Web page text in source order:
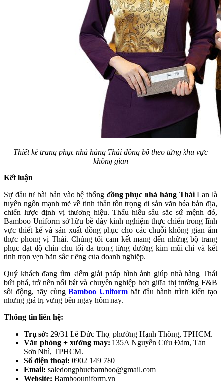
Thiết kế trang phục nhà hàng Thái đồng bộ theo từng khu vực
không gian
Kết luận
Sự đầu tư bài bản vào hệ thống đồng phục nhà hàng TháiLan là
tuyên ngôn mạnh mẽ về tinh thần tôn trọng di sản văn hóa bản địa,
chiến lược định vị thương hiệu. Thấu hiểu sâu sắc sứ mệnh đó,
Bamboo Uniform sở hữu bề dày kinh nghiệm thực chiến trong lĩnh
vực thiết kế và sản xuất đồng phục cho các chuỗi không gian ẩm
thực phong vị Thái. Chúng tôi cam kết mang đến những bộ trang
phục đạt độ chỉn chu tối đa trong từng đường kim mũi chỉ và kết
tinh trọn vẹn bản sắc riêng của doanh nghiệp.
Quý khách đang tìm kiếm giải pháp hình ảnh giúp nhà hàng Thái
bứt phá, trở nên nổi bật và chuyên nghiệp hơn giữa thị trường F&B
sôi động, hãy cùngBamboo Uniformbắt đầu hành trình kiến tạo
những giá trị vững bền ngay hôm nay.
Thông tin liên hệ:
Trụ sở: 29/31 Lê Đức Thọ, phường Hạnh Thông, TPHCM.
Văn phòng + xưởng may: 135A Nguyễn Cửu Đàm, Tân
Sơn Nhì, TPHCM.
Số điện thoại: 0902 149 780
Email: saledongphucbamboo@gmail.com
Website: Bamboouniform.vn